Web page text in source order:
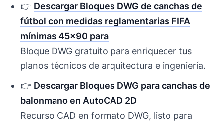
👉 Descargar Bloques DWG de canchas de
fútbol con medidas reglamentarias FIFA
mínimas 45×90 para
Bloque DWG gratuito para enriquecer tus
planos técnicos de arquitectura e ingeniería.
👉 Descargar Bloques DWG para canchas de
balonmano en AutoCAD 2D
Recurso CAD en formato DWG, listo para